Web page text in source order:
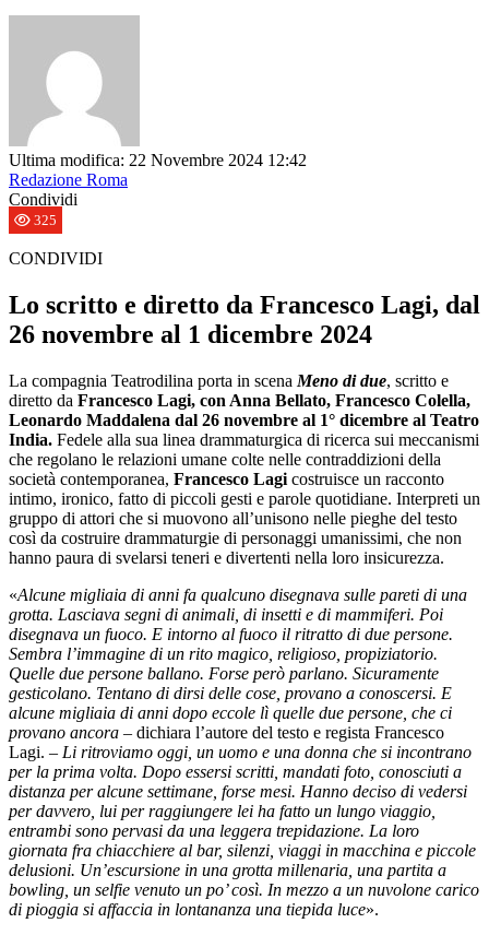
Ultima modifica: 22 Novembre 2024 12:42
Redazione Roma
Condividi
325
CONDIVIDI
Lo scritto e diretto da Francesco Lagi, dal
26 novembre al 1 dicembre 2024
La compagnia Teatrodilina porta in scena Meno di due, scritto e
diretto da Francesco Lagi, con Anna Bellato, Francesco Colella,
Leonardo Maddalena dal 26 novembre al 1° dicembre al Teatro
India. Fedele alla sua linea drammaturgica di ricerca sui meccanismi
che regolano le relazioni umane colte nelle contraddizioni della
società contemporanea, Francesco Lagi costruisce un racconto
intimo, ironico, fatto di piccoli gesti e parole quotidiane. Interpreti un
gruppo di attori che si muovono all’unisono nelle pieghe del testo
così da costruire drammaturgie di personaggi umanissimi, che non
hanno paura di svelarsi teneri e divertenti nella loro insicurezza.
«Alcune migliaia di anni fa qualcuno disegnava sulle pareti di una
grotta. Lasciava segni di animali, di insetti e di mammiferi. Poi
disegnava un fuoco. E intorno al fuoco il ritratto di due persone.
Sembra l’immagine di un rito magico, religioso, propiziatorio.
Quelle due persone ballano. Forse però parlano. Sicuramente
gesticolano. Tentano di dirsi delle cose, provano a conoscersi. E
alcune migliaia di anni dopo eccole lì quelle due persone, che ci
provano ancora – dichiara l’autore del testo e regista Francesco
Lagi. – Li ritroviamo oggi, un uomo e una donna che si incontrano
per la prima volta. Dopo essersi scritti, mandati foto, conosciuti a
distanza per alcune settimane, forse mesi. Hanno deciso di vedersi
per davvero, lui per raggiungere lei ha fatto un lungo viaggio,
entrambi sono pervasi da una leggera trepidazione. La loro
giornata fra chiacchiere al bar, silenzi, viaggi in macchina e piccole
delusioni. Un’escursione in una grotta millenaria, una partita a
bowling, un selfie venuto un po’ così. In mezzo a un nuvolone carico
di pioggia si affaccia in lontananza una tiepida luce».